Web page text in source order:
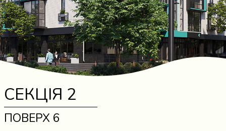
СЕКЦІЯ 2
ПОВЕРХ 6